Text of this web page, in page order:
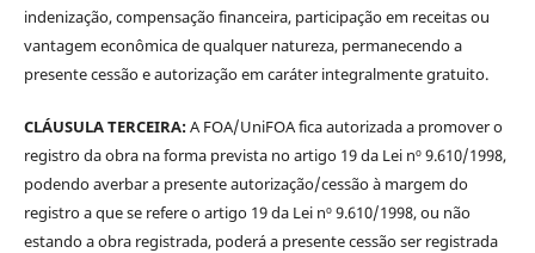
indenização, compensação financeira, participação em receitas ou
vantagem econômica de qualquer natureza, permanecendo a
presente cessão e autorização em caráter integralmente gratuito.
CLÁUSULA TERCEIRA:A FOA/UniFOA fica autorizada a promover o
registro da obra na forma prevista no artigo 19 da Lei nº 9.610/1998,
podendo averbar a presente autorização/cessão à margem do
registro a que se refere o artigo 19 da Lei nº 9.610/1998, ou não
estando a obra registrada, poderá a presente cessão ser registrada